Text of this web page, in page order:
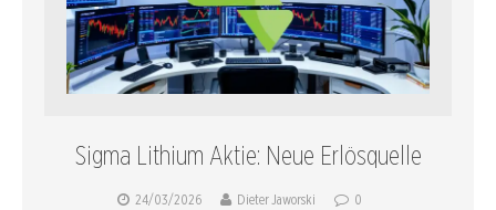
Sigma Lithium Aktie: Neue Erlösquelle
24/03/2026 Dieter Jaworski 0